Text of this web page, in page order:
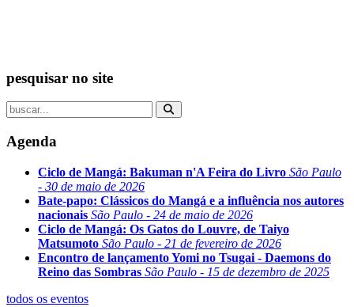
pesquisar no site
Agenda
Ciclo de Mangá: Bakuman n'A Feira do Livro São Paulo
- 30 de maio de 2026
Bate-papo: Clássicos do Mangá e a influência nos autores
nacionais São Paulo - 24 de maio de 2026
Ciclo de Mangá: Os Gatos do Louvre, de Taiyo
Matsumoto São Paulo - 21 de fevereiro de 2026
Encontro de lançamento Yomi no Tsugai - Daemons do
Reino das Sombras São Paulo - 15 de dezembro de 2025
todos os eventos